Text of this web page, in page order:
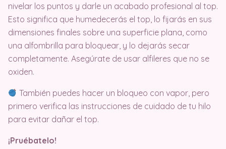
nivelar los puntos y darle un acabado profesional al top.
Esto significa que humedecerás el top, lo fijarás en sus
dimensiones finales sobre una superficie plana, como
una alfombrilla para bloquear, y lo dejarás secar
completamente. Asegúrate de usar alfileres que no se
oxiden.
También puedes hacer un bloqueo con vapor, pero
primero verifica las instrucciones de cuidado de tu hilo
para evitar dañar el top.
¡Pruébatelo!